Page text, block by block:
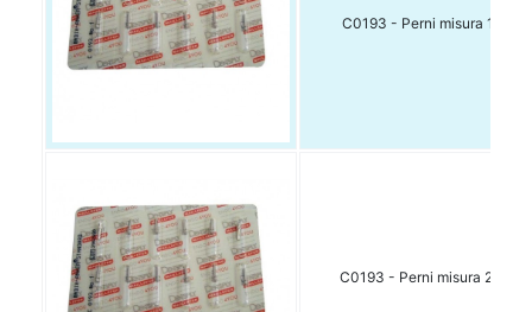
C0193 - Perni misura 1 ric.
C0193 - Perni misura 2 ric.